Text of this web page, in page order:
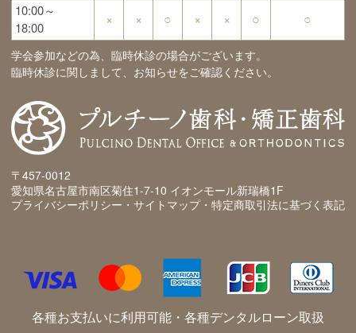
10:00～
18:00
× × ○ × × ○ ○
学会参加などの為、臨時休診の場合がございます。
臨時休診に関しまして、お知らせをご確認ください。
〒457-0012
愛知県名古屋市南区菊住1-7-10 イオンモール新瑞橋1F
プライバシーポリシー・サイトマップ・特定商取引法に基づく表記
各種お支払いに利用可能・各種デンタルローン取扱